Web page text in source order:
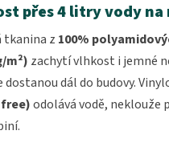
přes 4 litry vody na
tkanina z 100%
m²) zachytí vlhkost i jemné
dostanou dál do budovy.
free)odolává vodě, neklouže